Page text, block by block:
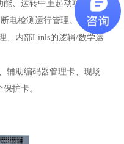
、运转中重起动功能、负
电检测运行管理。
、内部Linls的逻辑/数学运
辅助编码器管理卡、现场
护卡。